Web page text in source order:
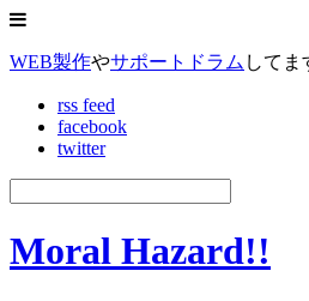
WEB製作やサポートドラム してま
rss feed
facebook
twitter
Moral Hazard!!